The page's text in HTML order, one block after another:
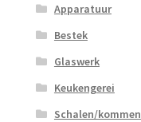
Apparatuur
Bestek
Glaswerk
Keukengerei
Schalen/kommen